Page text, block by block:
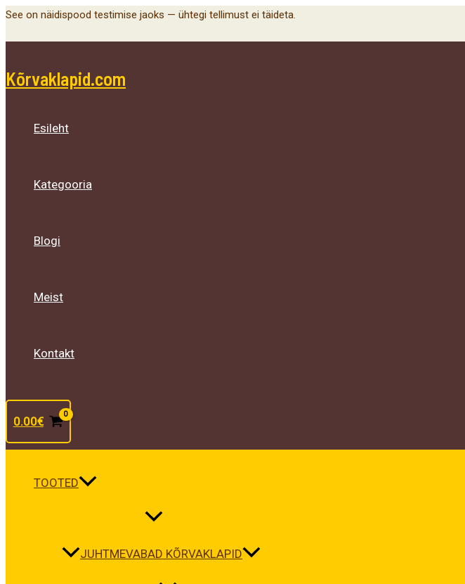
Skip
See on näidispood testimise jaoks — ühtegi tellimust ei täideta.
Kõrvaklapid.com
Esileht
Kategooria
Blogi
Meist
Kontakt
0.00€
TOOTED
Menu
Toggle
JUHTMEVABAD KÕRVAKLAPID
Menu
Toggle
Menu
Toggle